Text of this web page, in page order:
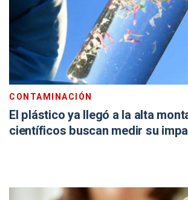
CONTAMINACIÓN
El plástico ya llegó a la alta
científicos buscan medir su